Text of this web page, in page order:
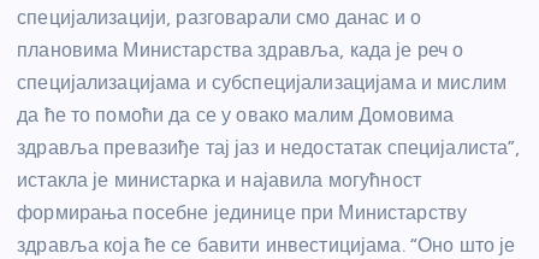
специјализацији, разговарали смо данас и о
плановима Министарства здравља, када је реч о
специјализацијама и субспецијализацијама и мислим
да ће то помоћи да се у овако малим Домовима
здравља превазиђе тај јаз и недостатак специјалиста”,
истакла је министарка и најавила могућност
формирања посебне јединице при Министарству
здравља која ће се бавити инвестицијама. “Оно што је